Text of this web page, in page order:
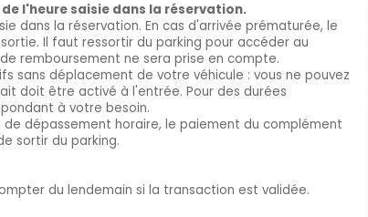
l'heure saisie dans la réservation.
dans la réservation. En cas d'arrivée prématurée, le
Il faut ressortir du parking pour accéder au
remboursement ne sera prise en compte.
sans déplacement de votre véhicule : vous ne pouvez
doit être activé à l'entrée. Pour des durées
à votre besoin.
dépassement horaire, le paiement du complément
sortir du parking.
du lendemain si la transaction est validée.